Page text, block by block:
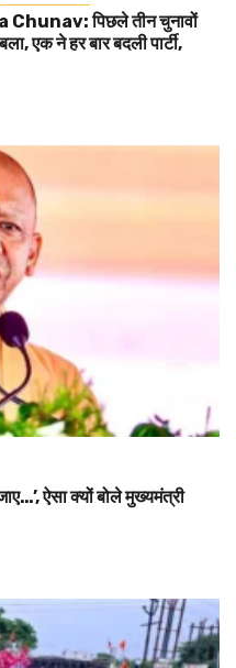
पिछले तीन चुनावों
एक ने हर बार बदली पार्टी,
ऐसा क्यों बोले मुख्यमंत्री